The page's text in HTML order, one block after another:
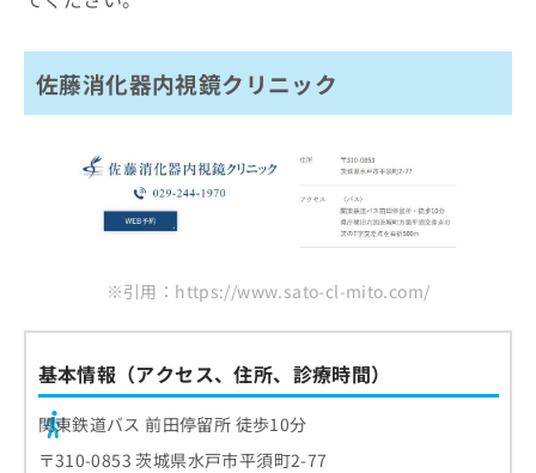
川崎クリニック
上杉医院
まとめ：茨城県で評判の大腸カメラにおすすめ
のクリニック10選
佐藤消化器内視鏡クリニック
※引用：https://www.sato-cl-mito.com/
基本情報（アクセス、住所、診療時間）
関東鉄道バス 前田停留所 徒歩10分
〒310-0853 茨城県水戸市平須町2-77
修
正
は
お
問
い
合
わ
せ
込
み